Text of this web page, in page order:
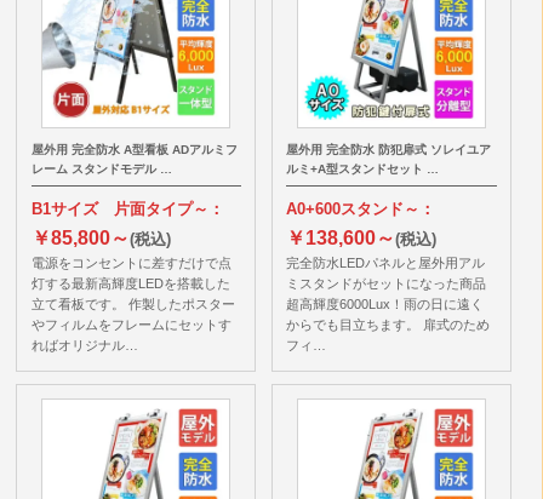
屋外用 完全防水 A型看板 ADアルミフ
レーム スタンドモデル …
B1サイズ 片面タイプ～：
￥85,800～(税込)
電源をコンセントに差すだけで点
灯する最新高輝度LEDを搭載した
立て看板です。 作製したポスター
やフィルムをフレームにセットす
ればオリジナル…
屋外用 完全防水 防犯扉式 ソレイユア
ルミ+A型スタンドセット …
A0+600スタンド～：
￥138,600～(税込)
完全防水LEDパネルと屋外用アル
ミスタンドがセットになった商品
超高輝度6000Lux！雨の日に遠く
からでも目立ちます。 扉式のため
フィ…